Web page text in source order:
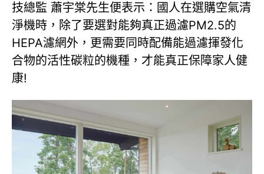
技總監 蕭宇棠先生便表示：國人在選購空氣清
淨機時，除了要選對能夠真正過濾PM2.5的
HEPA濾網外，更需要同時配備能過濾揮發化
合物的活性碳粒的機種，才能真正保障家人健
康!